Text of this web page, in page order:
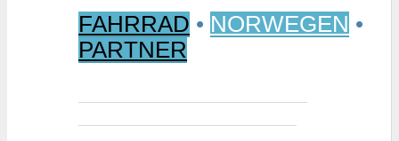
FAHRRAD • NORWEGEN •
PARTNER